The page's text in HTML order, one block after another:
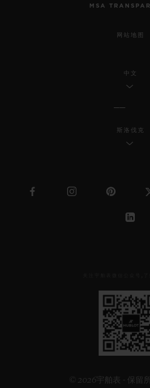
MSA
网站地图
中文
斯洛伐克
见
下
方
二
维
码
© 2026宇舶表 - 保留